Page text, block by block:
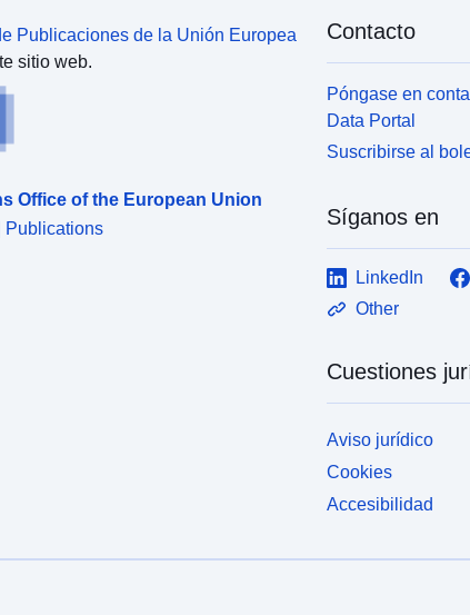
Publicaciones de la Unión Europea
sitio web.
Office of the European Union
Publications
Contacto
Póngase en
Data Portal
Suscribirse al
Síganos en
LinkedIn
Other
Cuestiones
Aviso jurídico
Cookies
Accesibilidad